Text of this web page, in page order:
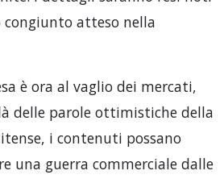
atteso nella
è ora al vaglio dei mercati,
delle parole ottimistiche della
i contenuti possano
una guerra commerciale dalle